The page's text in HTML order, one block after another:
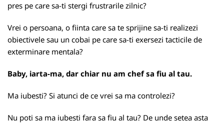
pres pe care sa-ti stergi frustrarile zilnic?
Vrei o persoana, o fiinta care sa te sprijine sa-ti realizezi
obiectivele sau un cobai pe care sa-ti exersezi tacticile de
exterminare mentala?
Baby, iarta-ma, dar chiar nu am chef sa fiu al tau.
Ma iubesti? Si atunci de ce vrei sa ma controlezi?
Nu poti sa ma iubesti fara sa fiu al tau? De unde setea asta